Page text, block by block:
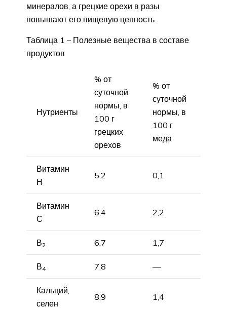
минералов, а грецкие орехи в разы
повышают его пищевую ценность.
Таблица 1 – Полезные вещества в составе
продуктов
Нутриенты
% от
суточной
нормы, в
100 г
грецких
орехов
% от
суточной
нормы, в
100 г
меда
Витамин
Н
5,2 0,1
Витамин
С
6,4 2,2
В2 6,7 1,7
В4 7,8 —
Кальций,
селен
8,9 1,4